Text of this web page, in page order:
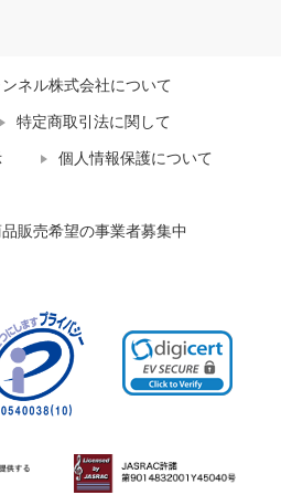
ネル株式会社について
特定商取引法に関して
個人情報保護について
販売希望の事業者募集中